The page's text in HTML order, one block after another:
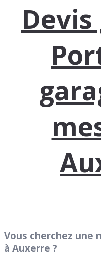
Vous cherchez une
à Auxerre ?